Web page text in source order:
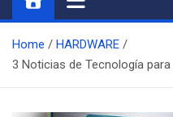
Home
HARDWARE
3 Noticias de Tecnología